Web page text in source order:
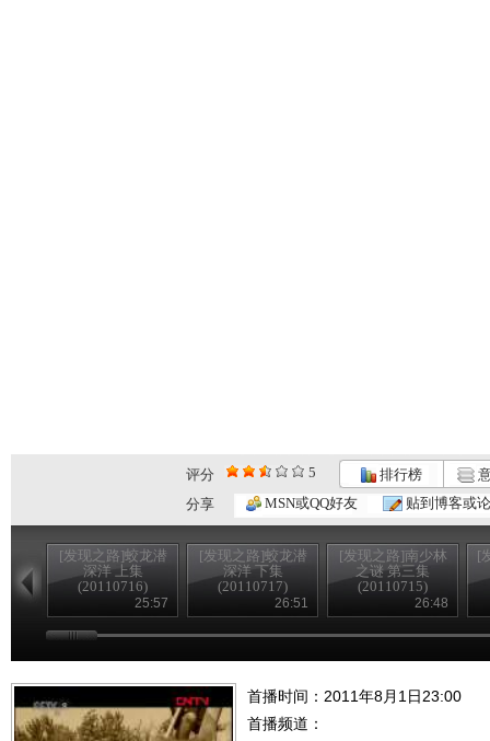
评分 5 排行榜
分享
MSN或QQ好友 贴到博客或
[发现之路]蛟龙潜
深洋 上集
(20110716)
25:57
[发现之路]蛟龙潜
深洋 下集
(20110717)
26:51
[发现之路]南少林
之谜 第三集
(20110715)
26:48
[
首播时间：2011年8月1日23:00
首播频道：